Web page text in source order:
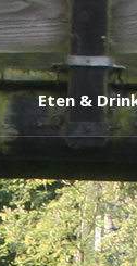
Eten &